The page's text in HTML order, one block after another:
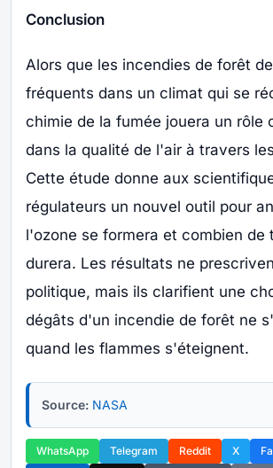
Conclusion
Alors que les incendies de forêt
fréquents dans un climat qui se
chimie de la fumée jouera un rôle
dans la qualité de l'air à travers
Cette étude donne aux
régulateurs un nouvel outil pour
l'ozone se formera et combien de
durera. Les résultats ne
politique, mais ils clarifient une
dégâts d'un incendie de forêt ne
quand les flammes s'éteignent.
Source: NASA
WhatsApp Telegram Reddit X